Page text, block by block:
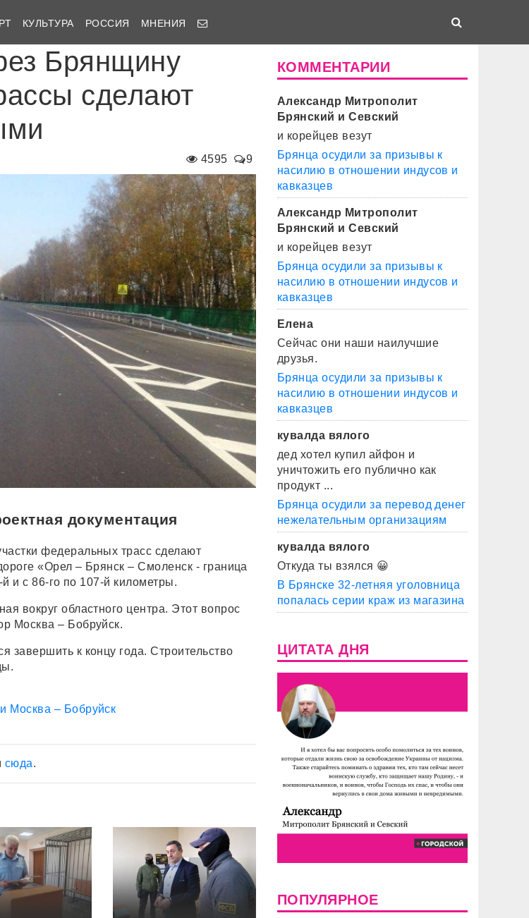
КУЛЬТУРА РОССИЯ МНЕНИЯ
Брянщину
сделают
4595 9
документация
федеральных трасс сделают
«Орел – Брянск – Смоленск - граница
и с 86-го по 107-й километры.
вокруг областного центра. Этот вопрос
Москва – Бобруйск.
завершить к концу года. Строительство
Москва – Бобруйск
сюда.
КОММЕНТАРИИ
Александр Митрополит
Брянский и Севский
и корейцев везут
Брянца осудили за призывы к
насилию в отношении индусов и
кавказцев
Александр Митрополит
Брянский и Севский
и корейцев везут
Брянца осудили за призывы к
насилию в отношении индусов и
кавказцев
Елена
Сейчас они наши наилучшие
друзья.
Брянца осудили за призывы к
насилию в отношении индусов и
кавказцев
кувалда вялого
дед хотел купил айфон и
уничтожить его публично как
продукт ...
Брянца осудили за перевод денег
нежелательным организациям
кувалда вялого
Откуда ты взялся 😀
В Брянске 32-летняя уголовница
попалась серии краж из магазина
ЦИТАТА ДНЯ
ПОПУЛЯРНОЕ